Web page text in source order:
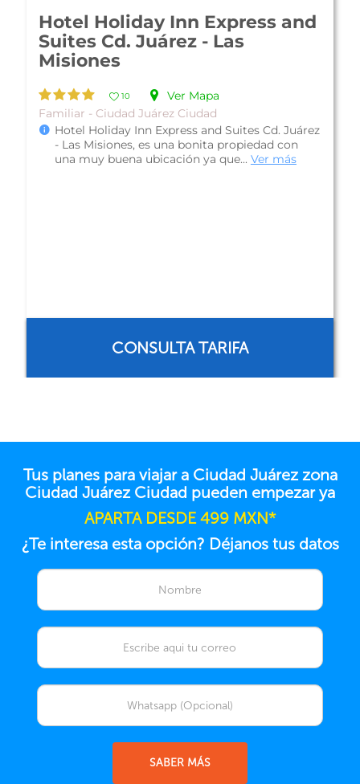
Hotel Holiday Inn Express and
Suites Cd. Juárez - Las
Misiones
10
Ver Mapa
Familiar - Ciudad Juárez Ciudad
Hotel Holiday Inn Express and Suites Cd. Juárez
- Las Misiones, es una bonita propiedad con
una muy buena ubicación ya que... Ver más
CONSULTA TARIFA
Tus planes para viajar a Ciudad Juárez zona
Ciudad Juárez Ciudad pueden empezar ya
APARTA DESDE 499 MXN*
¿Te interesa esta opción? Déjanos tus datos
SABER MÁS